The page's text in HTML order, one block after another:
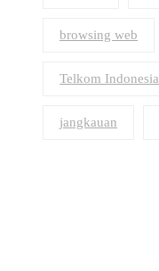
browsing web
Telkom Indonesia
jangkauan